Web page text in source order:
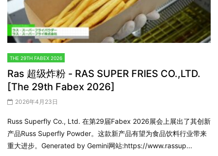
THE 29TH FABEX 2026
Ras 超级炸粉 - RAS SUPER FRIES CO.,LTD.
[The 29th Fabex 2026]
2026年4月23日
Russ Superfly Co., Ltd. 在第29届Fabex 2026展会上展出了其创新
产品Russ Superfly Powder。这款新产品有望为食品饮料行业带来
重大进步。Generated by Gemini网站:https://www.rassup...